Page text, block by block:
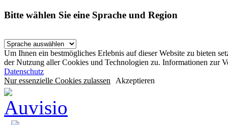
Bitte wählen Sie eine Sprache und Region
Um Ihnen ein bestmögliches Erlebnis auf dieser Website zu bieten
der Nutzung aller Cookies und Technologien zu. Informationen zur
Datenschutz
Nur essenzielle Cookies zulassen Akzeptieren